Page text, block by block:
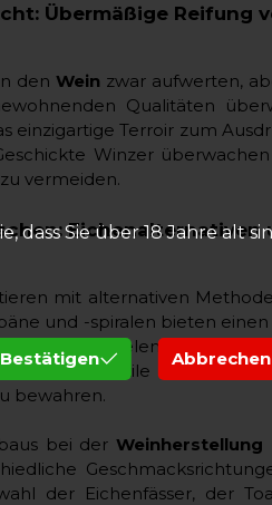
dass Sie über 18 Jahre alt
Bestätigen Abbrechen
Übermäßige Reifung
den Wein zwar aufwerten,
Qualitäten
einzigartige Terroir zum
Winzer
vermeiden.
Eichenalternativen
mit alternativen
und -spiralen bieten
zu erzielen. Darüber
Wein subtile
bewahren.
bei der Weinherstellung
der Eichenfässer, der